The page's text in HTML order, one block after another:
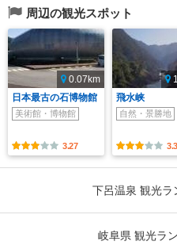
周辺の観光スポット
0.07km
日本最古の石博物館
美術館・博物館
3.27
飛水峡
自然・景勝地
下呂温泉 観光ラ
岐阜県 観光ラ